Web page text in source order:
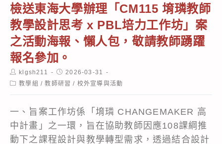
檢送東海大學辦理「CM115 堉璘教師
教學設計思考 x PBL培力工作坊」案
之活動海報、懶人包，敬請教師踴躍
報名參加。
Post
author:
klgsh211
Post
published:
2026-03-31
Post教學組 / 教師研習 / 校外宣導與活動
一、旨案工作坊係「堉璘 CHANGEMAKER 高
中計畫」之一環，旨在協助教師因應108課綱推
動下之課程設計與教學轉型需求，透過結合設計